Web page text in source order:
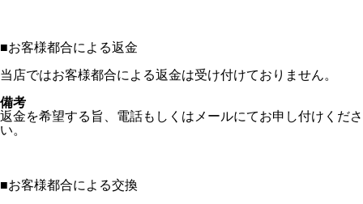
■お客様都合による返金
当店ではお客様都合による返金は受け付けておりません。
備考
返金を希望する旨、電話もしくはメールにてお申し付けくださ
い。
■お客様都合による交換